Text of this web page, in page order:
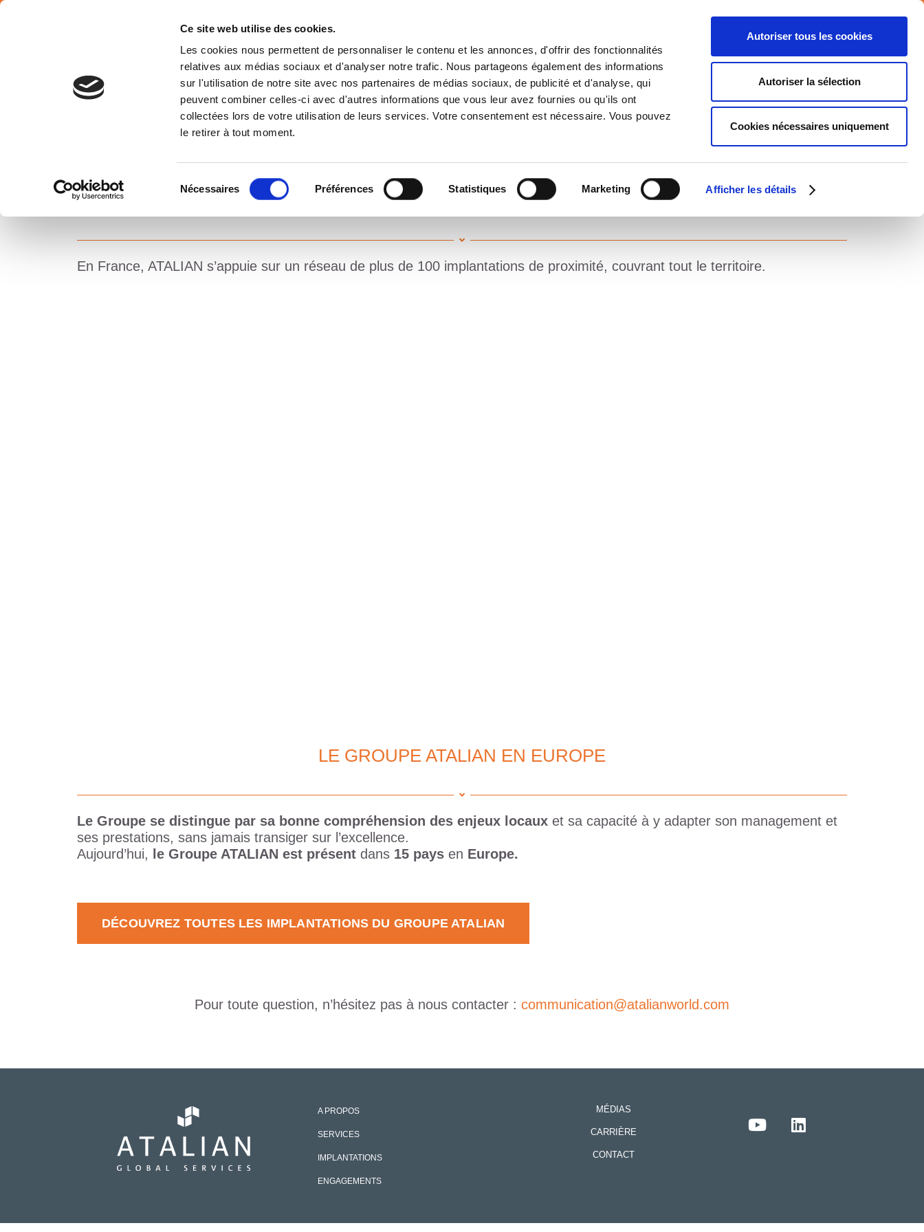
Ce site web utilise des cookies.
Les cookies nous permettent de personnaliser le contenu et les annonces, d'offrir des fonctionnalités
relatives aux médias sociaux et d'analyser notre trafic. Nous partageons également des informations
sur l'utilisation de notre site avec nos partenaires de médias sociaux, de publicité et d'analyse, qui
peuvent combiner celles-ci avec d'autres informations que vous leur avez fournies ou qu'ils ont
collectées lors de votre utilisation de leurs services. Votre consentement est nécessaire. Vous pouvez
le retirer à tout moment.
Nécessaires Préférences Statistiques Marketing Afficher les détails
Autoriser tous les cookies
Autoriser la sélection
Cookies nécessaires uniquement
A PROPOS SERVICES IMPLANTATIONS ENGAGEMENTS MEDIA
NOS IMPLANTATIONS
IMPLANTATIONS ATALIAN EN FRANCE
En France, ATALIAN s’appuie sur un réseau de plus de 100 implantations de proximité, couvrant tout le territoire.
LE GROUPE ATALIAN EN EUROPE
Le Groupe se distingue par sa bonne compréhension des enjeux locaux et sa capacité à y adapter son management et
ses prestations, sans jamais transiger sur l’excellence.
Aujourd’hui,
le Groupe ATALIAN est présent dans 15 pays en Europe.
DÉCOUVREZ TOUTES LES IMPLANTATIONS DU GROUPE ATALIAN
Pour toute question, n’hésitez pas à nous contacter : communication@atalianworld.com
A PROPOS
SERVICES
IMPLANTATIONS
ENGAGEMENTS
MÉDIAS
CARRIÈRE
CONTACT